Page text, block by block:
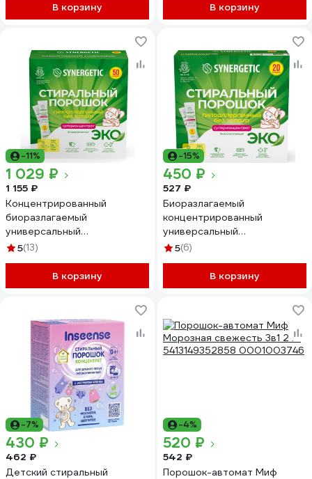
В корзину В корзину
-11%
1 029 ₽
1 155 ₽
Концентрированный
биоразлагаемый
универсальный
гипоаллергенный порошок
4607971450726 109005
5(13)
В корзину
-15%
450 ₽
527 ₽
Биоразлагаемый
концентрированный
универсальный
гипоаллергенный порошок
109003avt
5(6)
В корзину
-7%
430 ₽
462 ₽
Детский стиральный
-4%
520 ₽
542 ₽
Порошок-автомат Миф